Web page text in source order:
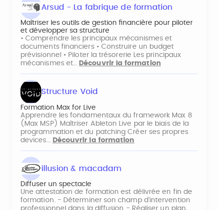
Arsud - La fabrique de formation
Maîtriser les outils de gestion financière pour piloter
et développer sa structure
• Comprendre les principaux mécanismes et
documents financiers • Construire un budget
prévisionnel • Piloter la trésorerie Les principaux
mécanismes et… Découvrir la formation
Structure Void
Formation Max for Live
Apprendre les fondamentaux du framework Max 8
(Max MSP) Maîtriser Ableton Live par le biais de la
programmation et du patching Créer ses propres
devices…
Découvrir la formation
illusion & macadam
Diffuser un spectacle
Une attestation de formation est délivrée en fin de
formation. - Déterminer son champ d’intervention
professionnel dans la diffusion - Réaliser un plan…